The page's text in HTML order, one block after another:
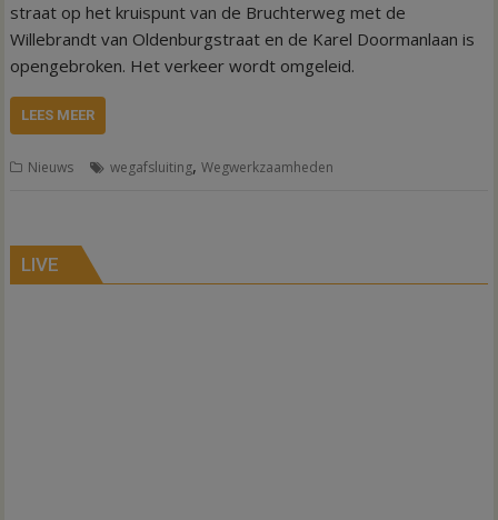
straat op het kruispunt van de Bruchterweg met de
Willebrandt van Oldenburgstraat en de Karel Doormanlaan is
opengebroken. Het verkeer wordt omgeleid.
LEES MEER
Nieuws wegafsluiting,Wegwerkzaamheden
LIVE